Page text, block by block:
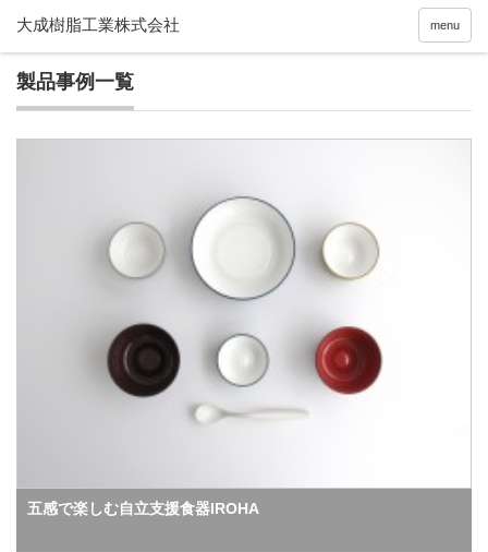
menu
製品事例一覧
五感で楽しむ自立支援食器IROHA